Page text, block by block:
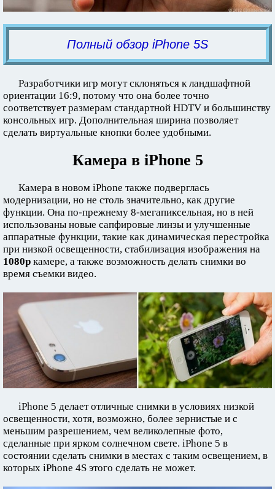
Полный обзор iPhone 5S
Разработчики игр могут склоняться к ландшафтной
ориентации 16:9, потому что она более точно
соответствует размерам стандартной HDTV и большинству
консольных игр. Дополнительная ширина позволяет
сделать виртуальные кнопки более удобными.
Камера в iPhone 5
Камера в новом iPhone также подверглась
модернизации, но не столь значительно, как другие
функции. Она по-прежнему 8-мегапиксельная, но в ней
использованы новые сапфировые линзы и улучшенные
аппаратные функции, такие как динамическая перестройка
при низкой освещенности, стабилизация изображения на
1080p камере, а также возможность делать снимки во
время съемки видео.
iPhone 5 делает отличные снимки в условиях низкой
освещенности, хотя, возможно, более зернистые и с
меньшим разрешением, чем великолепные фото,
сделанные при ярком солнечном свете. iPhone 5 в
состоянии сделать снимки в местах с таким освещением, в
которых iPhone 4S этого сделать не может.